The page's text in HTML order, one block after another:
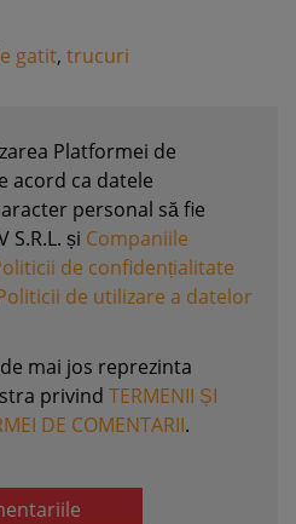
gatit, trucuri
Platformei de
acord ca datele
personal să fie
S.R.L. și Companiile
de confidențialitate
de utilizare a datelor
mai jos reprezinta
privind TERMENII ȘI
DE COMENTARII.